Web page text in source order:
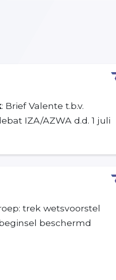
: Brief Valente t.b.v.
IZA/AZWA d.d. 1 juli
trek wetsvoorstel
beschermd